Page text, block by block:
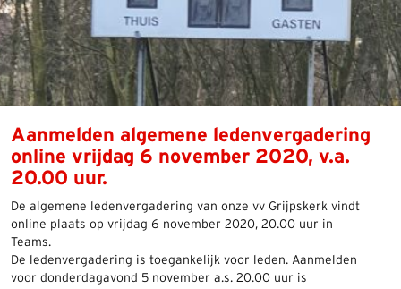
Aanmelden algemene ledenvergadering
online vrijdag 6 november 2020, v.a.
20.00 uur.
De algemene ledenvergadering van onze vv Grijpskerk vindt
online plaats op vrijdag 6 november 2020, 20.00 uur in
Teams.
De ledenvergadering is toegankelijk voor leden. Aanmelden
voor donderdagavond 5 november a.s. 20.00 uur is